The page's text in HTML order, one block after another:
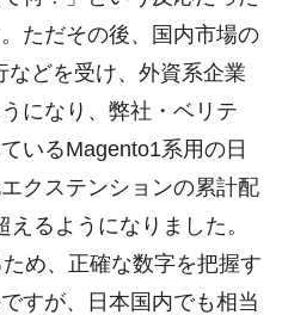
ただその後、国内市場の
どを受け、外資系企業
になり、弊社・ベリテ
いるMagento1系用の日
クステンションの累計配
るようになりました。
め、正確な数字を把握す
すが、日本国内でも相当